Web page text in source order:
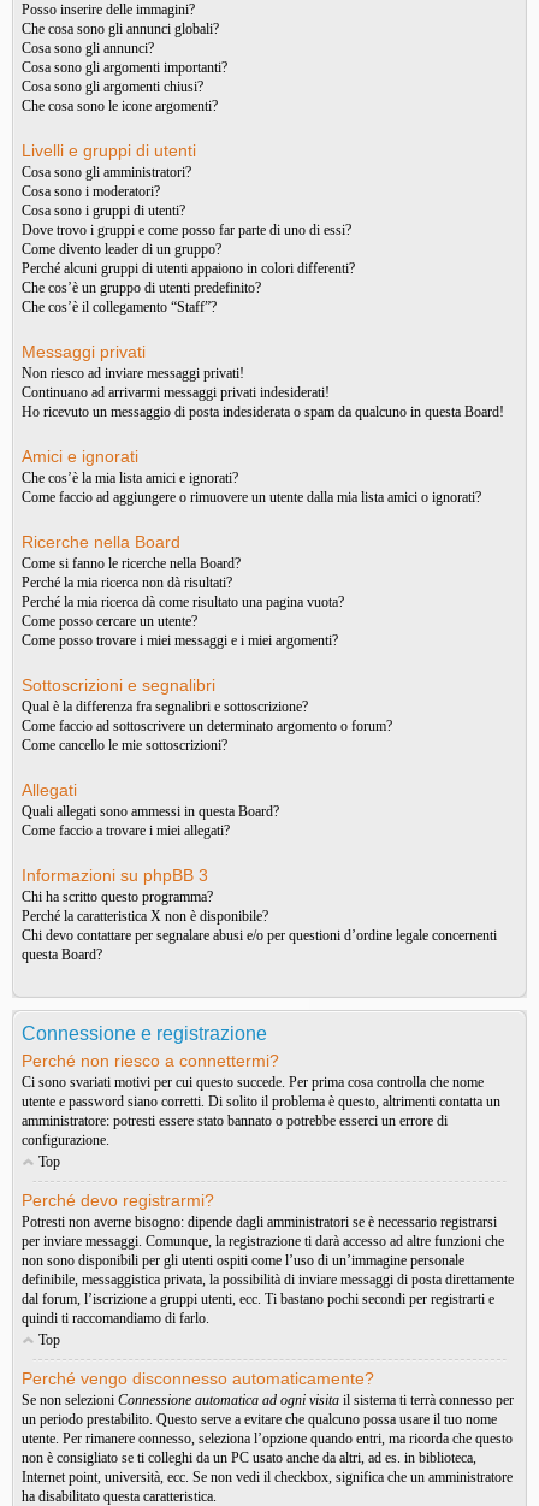
Posso inserire delle immagini?
Che cosa sono gli annunci globali?
Cosa sono gli annunci?
Cosa sono gli argomenti importanti?
Cosa sono gli argomenti chiusi?
Che cosa sono le icone argomenti?
Livelli e gruppi di utenti
Cosa sono gli amministratori?
Cosa sono i moderatori?
Cosa sono i gruppi di utenti?
Dove trovo i gruppi e come posso far parte di uno di essi?
Come divento leader di un gruppo?
Perché alcuni gruppi di utenti appaiono in colori differenti?
Che cos’è un gruppo di utenti predefinito?
Che cos’è il collegamento “Staff”?
Messaggi privati
Non riesco ad inviare messaggi privati!
Continuano ad arrivarmi messaggi privati indesiderati!
Ho ricevuto un messaggio di posta indesiderata o spam da qualcuno in questa Board!
Amici e ignorati
Che cos’è la mia lista amici e ignorati?
Come faccio ad aggiungere o rimuovere un utente dalla mia lista amici o ignorati?
Ricerche nella Board
Come si fanno le ricerche nella Board?
Perché la mia ricerca non dà risultati?
Perché la mia ricerca dà come risultato una pagina vuota?
Come posso cercare un utente?
Come posso trovare i miei messaggi e i miei argomenti?
Sottoscrizioni e segnalibri
Qual è la differenza fra segnalibri e sottoscrizione?
Come faccio ad sottoscrivere un determinato argomento o forum?
Come cancello le mie sottoscrizioni?
Allegati
Quali allegati sono ammessi in questa Board?
Come faccio a trovare i miei allegati?
Informazioni su phpBB 3
Chi ha scritto questo programma?
Perché la caratteristica X non è disponibile?
Chi devo contattare per segnalare abusi e/o per questioni d’ordine legale concernenti
questa Board?
Connessione e registrazione
Perché non riesco a connettermi?
Ci sono svariati motivi per cui questo succede. Per prima cosa controlla che nome
utente e password siano corretti. Di solito il problema è questo, altrimenti contatta un
amministratore: potresti essere stato bannato o potrebbe esserci un errore di
configurazione.
Top
Perché devo registrarmi?
Potresti non averne bisogno: dipende dagli amministratori se è necessario registrarsi
per inviare messaggi. Comunque, la registrazione ti darà accesso ad altre funzioni che
non sono disponibili per gli utenti ospiti come l’uso di un’immagine personale
definibile, messaggistica privata, la possibilità di inviare messaggi di posta direttamente
dal forum, l’iscrizione a gruppi utenti, ecc. Ti bastano pochi secondi per registrarti e
quindi ti raccomandiamo di farlo.
Top
Perché vengo disconnesso automaticamente?
Se non selezioni Connessione automatica ad ogni visita il sistema ti terrà connesso per
un periodo prestabilito. Questo serve a evitare che qualcuno possa usare il tuo nome
utente. Per rimanere connesso, seleziona l’opzione quando entri, ma ricorda che questo
non è consigliato se ti colleghi da un PC usato anche da altri, ad es. in biblioteca,
Internet point, università, ecc. Se non vedi il checkbox, significa che un amministratore
ha disabilitato questa caratteristica.